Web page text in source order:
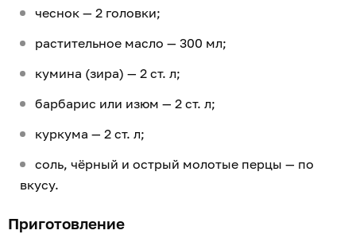
чеснок — 2 головки;
растительное масло — 300 мл;
кумина (зира) — 2 ст. л;
барбарис или изюм — 2 ст. л;
куркума — 2 ст. л;
соль, чёрный и острый молотые перцы — по
вкусу.
Приготовление